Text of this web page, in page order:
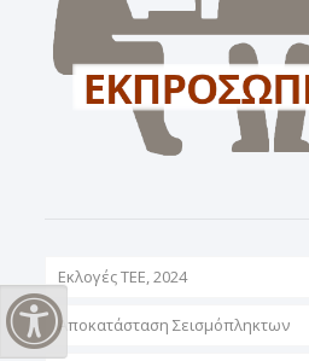
Εναλλαγή Υψηλής Αντίθεσης
Εκλογές ΤΕΕ, 2024
Αποκατάσταση Σεισμόπληκτων